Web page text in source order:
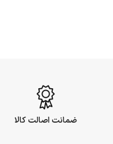
ضمانت اصالت کالا